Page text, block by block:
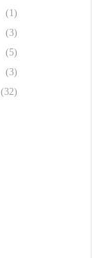
(1)
(3)
(5)
(3)
(32)